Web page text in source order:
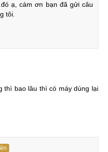
nóiKHÔNG với tất cả
A5 2017 - 18 rẻ nhất thị
khách có thể cảm nhận rõ
mức giá trên thị trường từ
ạ, cám ơn bạn đã gửi câu
tôi.
thì bao lâu thì có máy dùng lại